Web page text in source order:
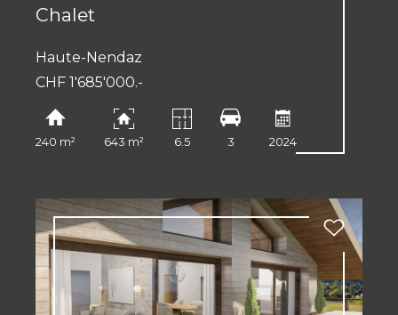
Chalet
Haute-Nendaz
CHF 1'685'000.-
240 m² 643 m² 6.5 3 2024